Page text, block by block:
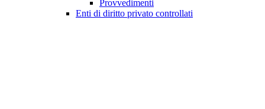
Provvedimenti
Enti di diritto privato controllati